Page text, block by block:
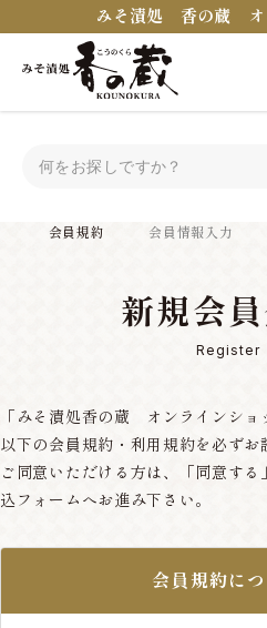
みそ漬処 香の蔵 オ
会員規約 会員情報入力
新規会
Register
「みそ漬処香の蔵 オンラインショ
以下の会員規約・利用規約を必ずお
ご同意いただける方は、「同意す
込フォームへお進み下さい。
会員規約に